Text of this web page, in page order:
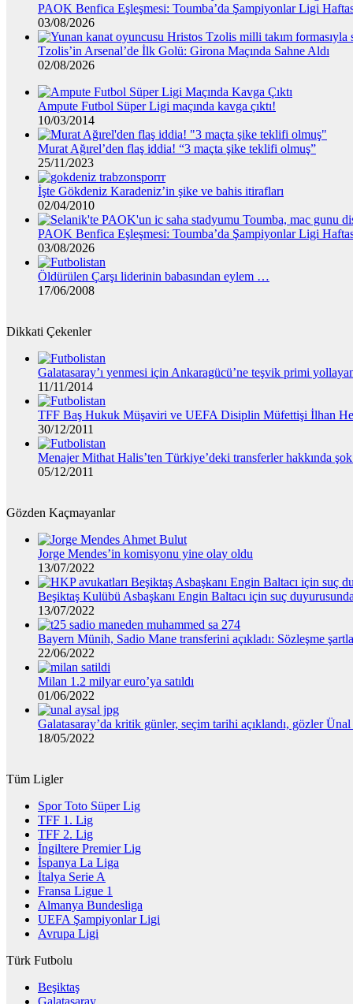
PAOK Benfica Eşleşmesi: Toumba’da Şampiyonlar Ligi
03/08/2026
Tzolis’in Arsenal’de İlk Golü: Girona Maçında Sahne Aldı
02/08/2026
Ampute Futbol Süper Ligi maçında kavga çıktı!
10/03/2014
Murat Ağırel’den flaş iddia! “3 maçta şike teklifi olmuş”
25/11/2023
İşte Gökdeniz Karadeniz’in şike ve bahis itirafları
02/04/2010
PAOK Benfica Eşleşmesi: Toumba’da Şampiyonlar Ligi
03/08/2026
Öldürülen Çarşı liderinin babasından eylem …
17/06/2008
Dikkati Çekenler
Galatasaray’ı yenmesi için Ankaragücü’ne teşvik primi
11/11/2014
TFF Baş Hukuk Müşaviri ve UEFA Disiplin Müfettişi İlhan
30/12/2011
Menajer Mithat Halis’ten Türkiye’deki transferler hakkında
05/12/2011
Gözden Kaçmayanlar
Jorge Mendes’in komisyonu yine olay oldu
13/07/2022
Beşiktaş Kulübü Asbaşkanı Engin Baltacı için suç
13/07/2022
Bayern Münih, Sadio Mane transferini açıkladı: Sözleşme
22/06/2022
Milan 1.2 milyar euro’ya satıldı
01/06/2022
Galatasaray’da kritik günler, seçim tarihi açıklandı, gözler Ünal
18/05/2022
Tüm Ligler
Spor Toto Süper Lig
TFF 1. Lig
TFF 2. Lig
İngiltere Premier Lig
İspanya La Liga
İtalya Serie A
Fransa Ligue 1
Almanya Bundesliga
UEFA Şampiyonlar Ligi
Avrupa Ligi
Türk Futbolu
Beşiktaş
Galatasaray